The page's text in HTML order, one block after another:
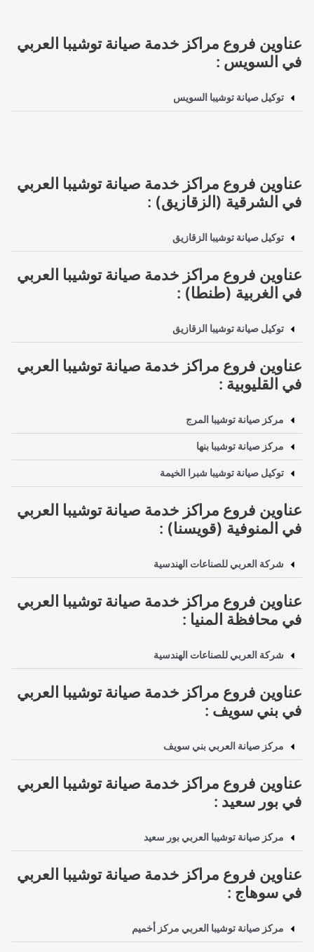
عناوين فروع مراكز خدمة صيانة توشيبا العربي
في السويس :
توكيل صيانة توشيبا السويس
عناوين فروع مراكز خدمة صيانة توشيبا العربي
في الشرقية (الزقازيق) :
توكيل صيانة توشيبا الزقازيق
عناوين فروع مراكز خدمة صيانة توشيبا العربي
في الغربية (طنطا) :
توكيل صيانة توشيبا الزقازيق
عناوين فروع مراكز خدمة صيانة توشيبا العربي
في القليوبية :
مركز صيانة توشيبا المرج
مركز صيانة توشيبا بنها
توكيل صيانة توشيبا شبرا الخيمة
عناوين فروع مراكز خدمة صيانة توشيبا العربي
في المنوفية (قويسنا) :
شركة العربي للصناعات الهندسية
عناوين فروع مراكز خدمة صيانة توشيبا العربي
في محافظة المنيا :
شركة العربي للصناعات الهندسية
عناوين فروع مراكز خدمة صيانة توشيبا العربي
في بني سويف :
مركز صيانة العربي بني سويف
عناوين فروع مراكز خدمة صيانة توشيبا العربي
في بور سعيد :
مركز صيانة توشيبا العربي بور سعيد
عناوين فروع مراكز خدمة صيانة توشيبا العربي
في سوهاج :
مركز صيانة توشيبا العربي مركز أخميم